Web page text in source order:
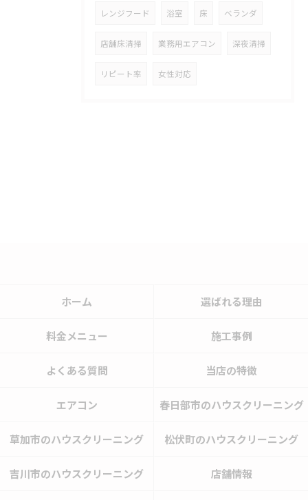
レンジフード 浴室 床 ベランダ
店舗床清掃 業務用エアコン 深夜清掃
リピート率 女性対応
ホーム 選ばれる理由
料金メニュー 施工事例
よくある質問 当店の特徴
エアコン 春日部市のハウスクリーニング
草加市のハウスクリーニング 松伏町のハウスクリーニング
吉川市のハウスクリーニング 店舗情報